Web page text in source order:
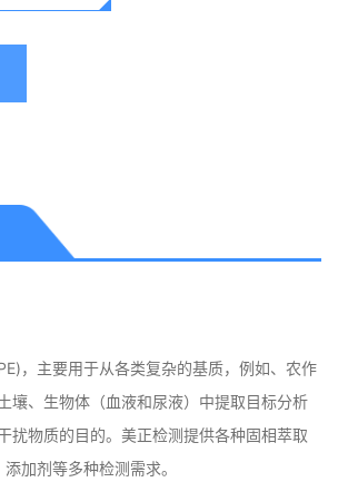
，主要用于从各类复杂的基质，例如、农作
壤、生物体（血液和尿液）中提取目标分析
扰物质的目的。美正检测提供各种固相萃取
加剂等多种检测需求。